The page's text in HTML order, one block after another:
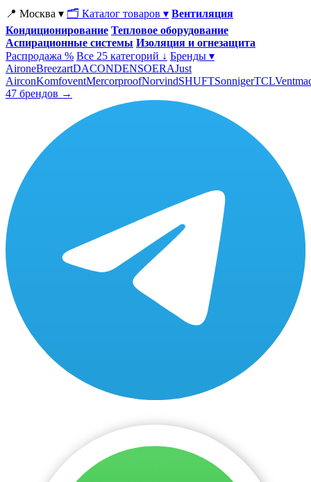
📍 Москва ▾ 🗂 Каталог товаров ▾ Вентиляция
Кондиционирование Тепловое оборудование
Аспирационные системы Изоляция и огнезащита
Распродажа % Все 25 категорий ↓ Бренды ▾
AironeBreezartDACONDENSOERAJust
AirconKomfoventMercorproofNorvindSHUFTSonnigerTCL
47 брендов →